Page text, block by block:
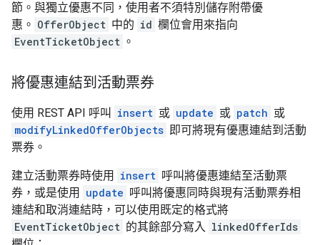
節。與獨立優惠不同，使用者不須特別儲存附帶優
惠。 OfferObject 中的 id 欄位會用來指向
EventTicketObject 。
將優惠連結到活動票券
使用 REST API 呼叫 insert 或 update 或 patch 或
modifyLinkedOfferObjects 即可將現有優惠連結到活動
票券。
建立活動票券時使用 insert 呼叫將優惠連結至活動票
券，或是使用
update 呼叫將優惠同時與現有活動票券相
連結和取消連結時，可以使用既定的格式將
EventTicketObject 的其餘部分寫入 linkedOfferIds